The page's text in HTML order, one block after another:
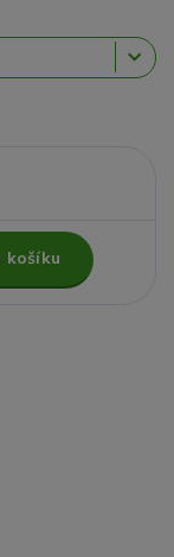
košíku